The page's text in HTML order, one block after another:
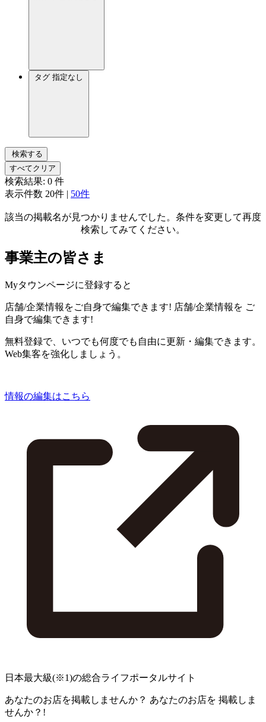
タグ 指定なし
検索する
すべてクリア
検索結果: 0 件
表示件数 20件 | 50件
該当の掲載名が見つかりませんでした。条件を変更して再度
検索してみてください。
事業主の皆さま
Myタウンページに登録すると
店舗/企業情報をご自身で編集できます! 店舗/企業情報を ご
自身で編集できます!
無料登録で、いつでも何度でも自由に更新・編集できます。
Web集客を強化しましょう。
情報の編集はこちら
日本最大級(※1)の総合ライフポータルサイト
あなたのお店を掲載しませんか？ あなたのお店を 掲載しま
せんか？!